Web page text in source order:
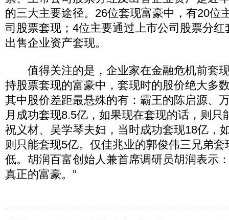
的三大主要途径。26位套现富豪中，有20位
司股票套现；4位主要通过上市公司股票分
出售企业资产套现。
值得关注的是，企业家在金融危机前套
持股票套现的富豪中，套现时的股价绝大多
其中股价差距最悬殊的有：霸王的陈启源、
月成功套现8.5亿，如果现在套现的话，则只
祝义材、吴学琴夫妇，当时成功套现18亿，
则只能套现5亿。仅佳兆业的郭俊伟三兄弟
低。胡润百富创始人兼首席调研员胡润表示
真正的富豪。”